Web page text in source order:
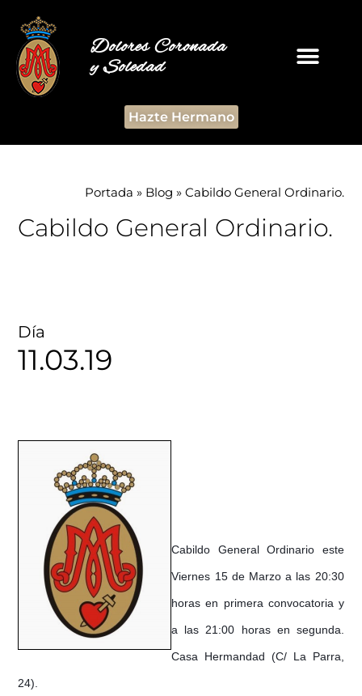
Dolores Coronada
y Soledad
Hazte Hermano
Portada » Blog » Cabildo General Ordinario.
Cabildo General Ordinario.
Día
11.03.19
Cabildo General Ordinario este
Viernes 15 de Marzo a las 20:30
horas en primera convocatoria y
a las 21:00 horas en segunda.
Casa Hermandad (C/ La Parra,
24).